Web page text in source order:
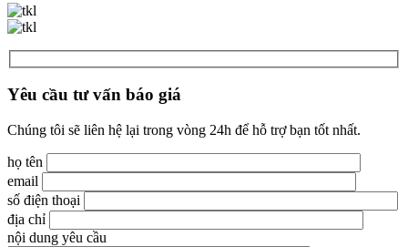
Yêu cầu tư vấn báo giá
Chúng tôi sẽ liên hệ lại trong vòng 24h để hỗ trợ bạn tốt nhất.
họ tên
email
số điện thoại
địa chỉ
nội dung yêu cầu